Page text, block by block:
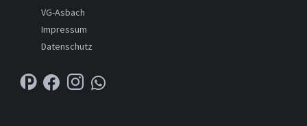
VG-Asbach
Impressum
Datenschutz